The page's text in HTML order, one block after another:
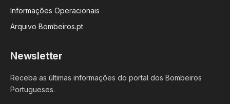
Informações Operacionais
Arquivo Bombeiros.pt
Newsletter
Receba as últimas informações do portal dos Bombeiros
Portugueses.